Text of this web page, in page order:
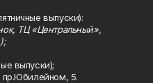
выпуски):
ТЦ «Центральный»,
выпуски);
пр.Юбилейном, 5.